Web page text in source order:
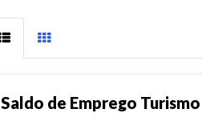
Saldo de Emprego Turismo